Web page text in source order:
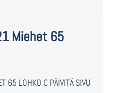
Miehet 65
65 LOHKO C PÄIVITÄ SIVU